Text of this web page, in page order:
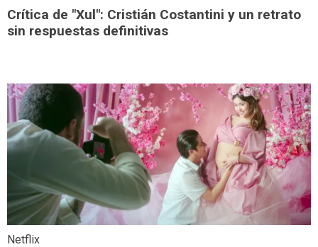
Crítica de "Xul": Cristián Costantini y un retrato
sin respuestas definitivas
Netflix